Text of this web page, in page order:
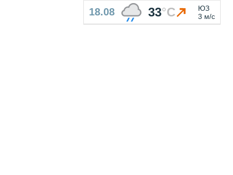
18.08 33°C
ЮЗ
3 м/с